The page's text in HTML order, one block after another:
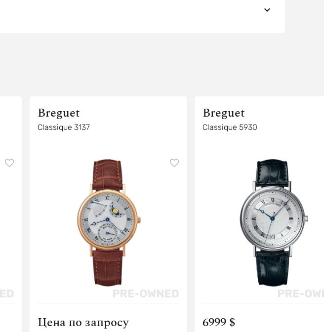
Breguet
Classique 3137
Цена по запросу
Breguet
Classique 5930
6999 $